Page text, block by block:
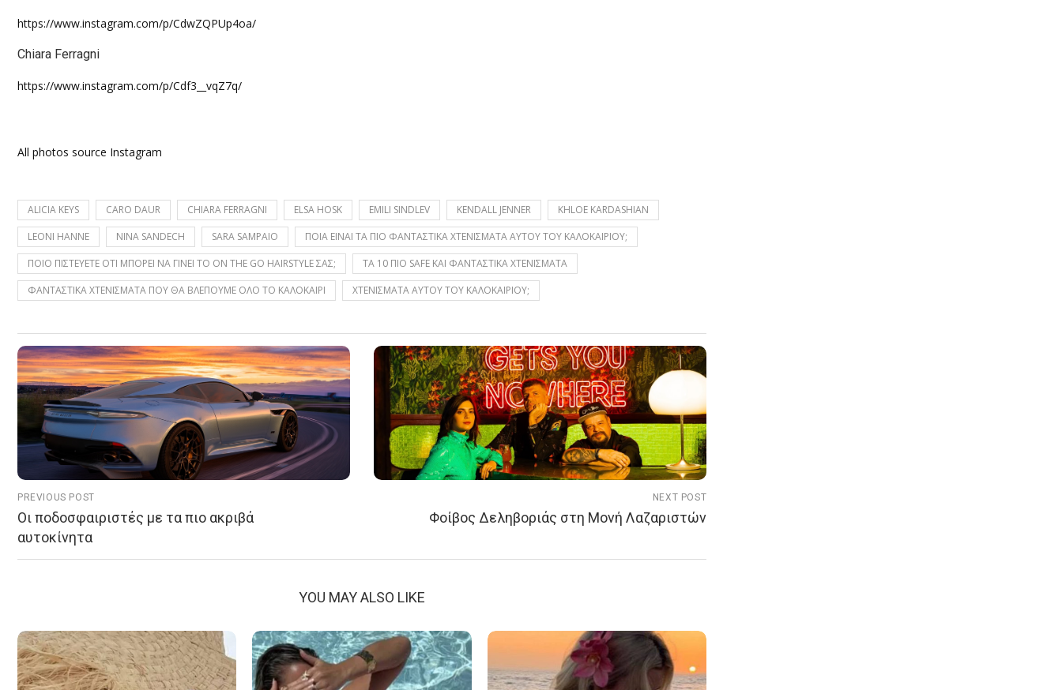
https://www.instagram.com/p/CdwZQPUp4oa/
Chiara Ferragni
https://www.instagram.com/p/Cdf3__vqZ7q/
All photos source Instagram
ALICIA KEYS CARO DAUR CHIARA FERRAGNI ELSA HOSK EMILI SINDLEV KENDALL JENNER
KHLOE KARDASHIAN
LEONI HANNE
NINA SANDECH SARA SAMPAIO
ΠΟΙΑ ΕΙΝΑΙ ΤΑ ΠΙΟ ΦΑΝΤΑΣΤΙΚΑ ΧΤΕΝΙΣΜΑΤΑ ΑΥΤΟΥ ΤΟΥ ΚΑΛΟΚΑΙΡΙΟΥ;
ΠΟΙΟ ΠΙΣΤΕΥΕΤΕ ΟΤΙ ΜΠΟΡΕΙ ΝΑ ΓΙΝΕΙ ΤΟ ON THE GO HAIRSTYLE ΣΑΣ;
ΤΑ 10 ΠΙΟ SAFE ΚΑΙ ΦΑΝΤΑΣΤΙΚΑ ΧΤΕΝΙΣΜΑΤΑ
ΦΑΝΤΑΣΤΙΚΑ ΧΤΕΝΙΣΜΑΤΑ ΠΟΥ ΘΑ ΒΛΕΠΟΥΜΕ ΟΛΟ ΤΟ ΚΑΛΟΚΑΙΡΙ
ΧΤΕΝΙΣΜΑΤΑ ΑΥΤΟΥ ΤΟΥ ΚΑΛΟΚΑΙΡΙΟΥ;
PREVIOUS POST
Οι ποδοσφαιριστές με τα πιο ακριβά
αυτοκίνητα
NEXT POST
Φοίβος Δεληβοριάς στη Μονή Λαζαριστών
YOU MAY ALSO LIKE